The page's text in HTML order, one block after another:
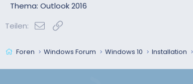
Thema: Outlook 2016
Teilen:
E-Mail
Foren Windows Forum Windows 10 Installation